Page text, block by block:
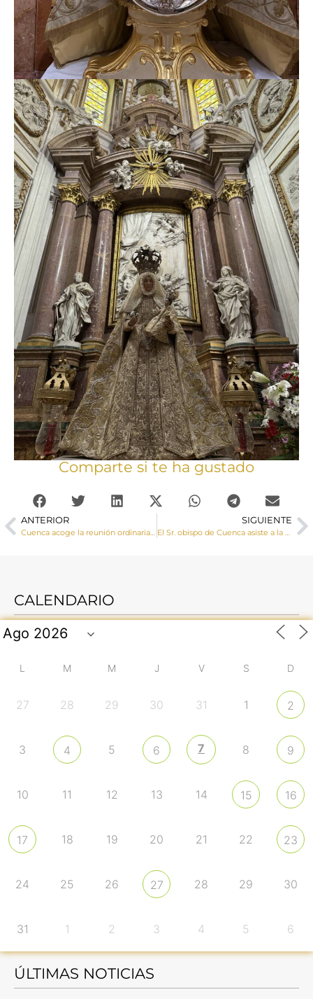
Comparte si te ha gustado
ANTERIOR
Cuenca acoge la reunión ordinaria de la Provincia Eclesiástica de Toledo
SIGUIENTE
El Sr. obispo de Cuenca asiste a la toma de posesión de D. Abilio Martínez como nuevo obispo de Ciudad Real
CALENDARIO
L M M J V S D
27 28 29 30 31 1 2
3 4 5 6 7 8 9
10 11 12 13 14 15 16
17 18 19 20 21 22 23
24 25 26 27 28 29 30
31 1 2 3 4 5 6
ÚLTIMAS NOTICIAS